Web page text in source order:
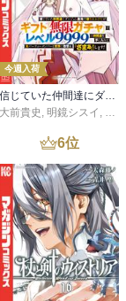
,転
今週入荷
信じていた仲間達にダンジョン奥地で殺されかけたがギフト『無限ガチャ』でレベル９９９９の仲間達を手に入れて元パーティーメンバーと世界に復讐＆『ざまぁ！』します！（２３）
大前貴史 , 明鏡シスイ , ｔ
6位